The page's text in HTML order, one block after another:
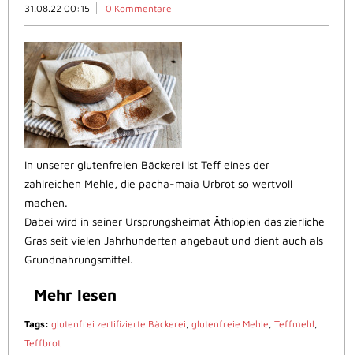
31.08.22 00:15 0 Kommentare
In unserer glutenfreien Bäckerei ist Teff eines der
zahlreichen Mehle, die pacha-maia Urbrot so wertvoll
machen.
Dabei wird in seiner Ursprungsheimat Äthiopien das zierliche
Gras seit vielen Jahrhunderten angebaut und dient auch als
Grundnahrungsmittel.
Mehr lesen
Tags: glutenfrei zertifizierte Bäckerei, glutenfreie Mehle, Teffmehl,
Teffbrot